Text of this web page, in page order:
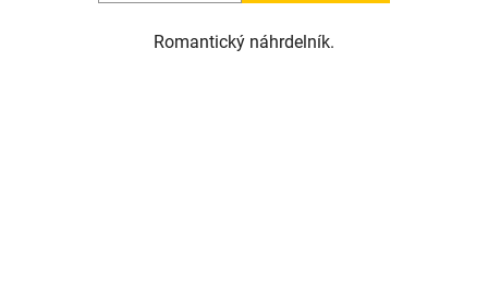
Romantický náhrdelník.